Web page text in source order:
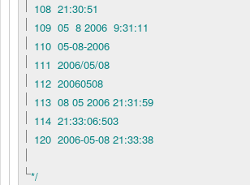
108 21:30:51
109 05 8 2006 9:31:11
110 05-08-2006
111 2006/05/08
112 20060508
113 08 05 2006 21:31:59
114 21:33:06:503
120 2006-05-08 21:33:38
*/